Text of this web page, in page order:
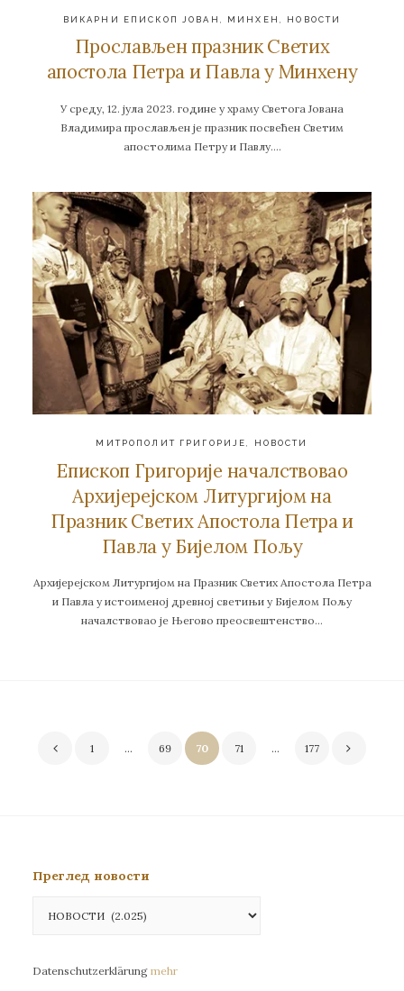
ВИКАРНИ ЕПИСКОП ЈОВАН МИНХЕН НОВОСТИ
Прослављен празник Светих
апостола Петра и Павла у Минхену
У среду, 12. јула 2023. године у храму Светога Јована
Владимира прослављен је празник посвећен Светим
апостолима Петру и Павлу….
МИТРОПОЛИТ ГРИГОРИЈЕ, НОВОСТИ
Епископ Григорије началствовао
Архијерејском Литургијом на
Празник Светих Апостола Петра и
Павла у Бијелом Пољу
Архијерејском Литургијом на Празник Светих Апостола Петра
и Павла у истоименој древној светињи у Бијелом Пољу
началствовао је Његово преосвештенство…
Пагинација
1 … 69 70 71 … 177
Преглед новости
новости
Datenschutzerklärung mehr